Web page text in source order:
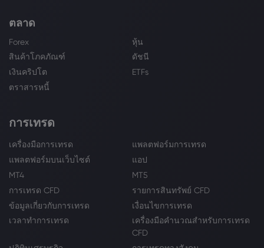
ตลาด
Forex
หุ้น
สินค้าโภคภัณฑ์
ดัชนี
เงินคริปโต
ETFs
ตราสารหนี้
การเทรด
เครื่องมือการเทรด
แพลตฟอร์มการเทรด
แพลตฟอร์มบนเว็บไซต์
แอป
MT4
MT5
การเทรด CFD
รายการสินทรัพย์ CFD
ข้อมูลเกี่ยวกับการเทรด
เงื่อนไขการเทรด
เวลาทำการเทรด
เครื่องมือคำนวณสำหรับการเทรด
CFD